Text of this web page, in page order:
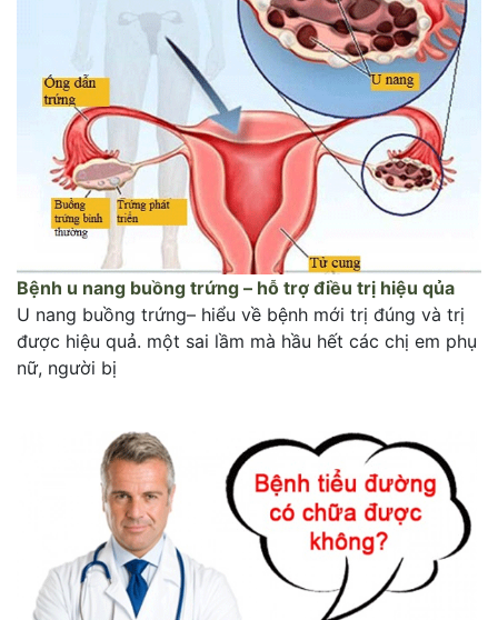
Bệnh u nang buồng trứng – hỗ trợ điều trị hiệu qủa
U nang buồng trứng– hiểu về bệnh mới trị đúng và trị
được hiệu quả. một sai lầm mà hầu hết các chị em phụ
nữ, người bị